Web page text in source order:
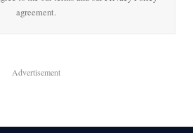
agreement.
Advertisement